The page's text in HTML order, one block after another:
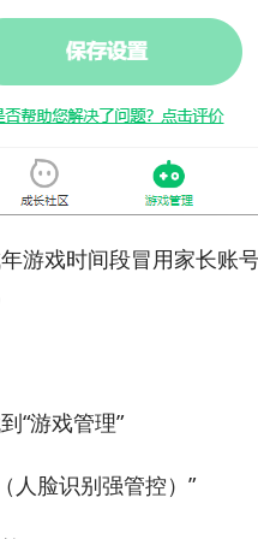
游戏时间段冒用家长账
“游戏管理”
人脸识别强管控）”